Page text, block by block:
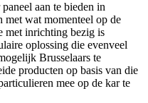
aan te bieden in
met wat momenteel op de
met inrichting bezig is
oplossing die evenveel
Brusselaars te
producten op basis van die
mee op de kar te